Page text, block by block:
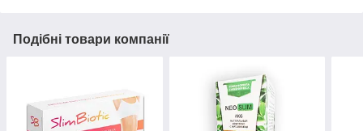
Подібні товари компанії